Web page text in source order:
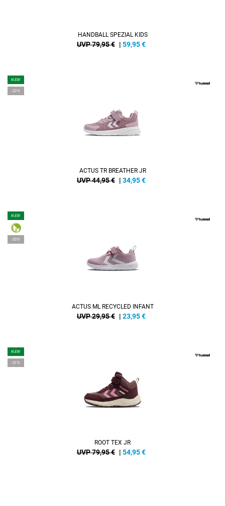
HANDBALL SPEZIAL KIDS
UVP 79,95 € | 59,95€
NEW
-22%
ACTUS TR BREATHER JR
UVP 44,95 € | 34,95€
NEW
-20%
ACTUS ML RECYCLED INFANT
UVP 29,95 € | 23,95€
NEW
-31%
ROOT TEX JR
UVP 79,95 € | 54,95€